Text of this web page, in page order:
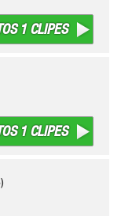
1 CLIPES
1 CLIPES